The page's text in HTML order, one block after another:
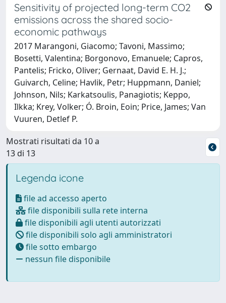
Sensitivity of projected long-term CO2
emissions across the shared socio-
economic pathways
2017 Marangoni, Giacomo; Tavoni, Massimo;
Bosetti, Valentina; Borgonovo, Emanuele; Capros,
Pantelis; Fricko, Oliver; Gernaat, David E. H. J.;
Guivarch, Celine; Havlik, Petr; Huppmann, Daniel;
Johnson, Nils; Karkatsoulis, Panagiotis; Keppo,
Ilkka; Krey, Volker; Ó. Broin, Eoin; Price, James; Van
Vuuren, Detlef P.
Mostrati risultati da 10 a
13 di 13
Legenda icone
file ad accesso aperto
file disponibili sulla rete interna
file disponibili agli utenti autorizzati
file disponibili solo agli amministratori
file sotto embargo
nessun file disponibile